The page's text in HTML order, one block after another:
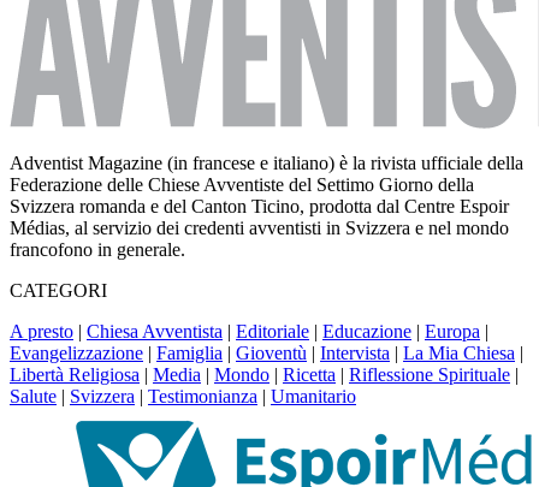
Adventist Magazine (in francese e italiano) è la rivista ufficiale della
Federazione delle Chiese Avventiste del Settimo Giorno della
Svizzera romanda e del Canton Ticino, prodotta dal Centre Espoir
Médias, al servizio dei credenti avventisti in Svizzera e nel mondo
francofono in generale.
CATEGORI
A presto | Chiesa Avventista | Editoriale | Educazione | Europa |
Evangelizzazione | Famiglia | Gioventù | Intervista | La Mia Chiesa |
Libertà Religiosa | Media | Mondo | Ricetta | Riflessione Spirituale |
Salute | Svizzera | Testimonianza | Umanitario